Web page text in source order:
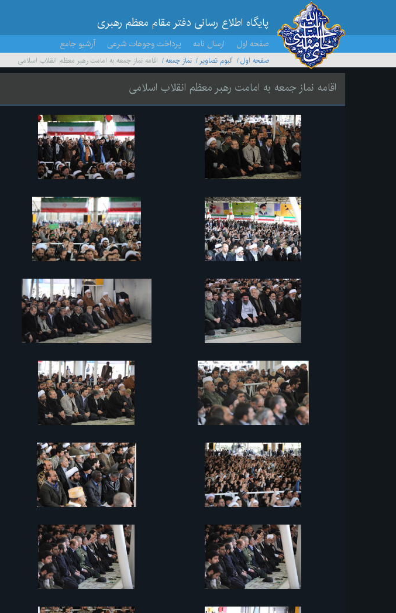
پایگاه اطلاع رسانی دفتر مقام معظم رهبری
صفحه اول ارسال نامه پرداخت وجوهات شرعی آرشیو جامع
صفحه اول آلبوم تصاویر نماز جمعه اقامه نماز جمعه به امامت رهبر معظم انقلاب اسلامی
اقامه نماز جمعه به امامت رهبر معظم انقلاب اسلامی